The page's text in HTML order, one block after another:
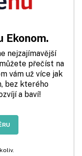
nejzajímavější
přečíst na
vám už více jak
bez kterého
a baví!